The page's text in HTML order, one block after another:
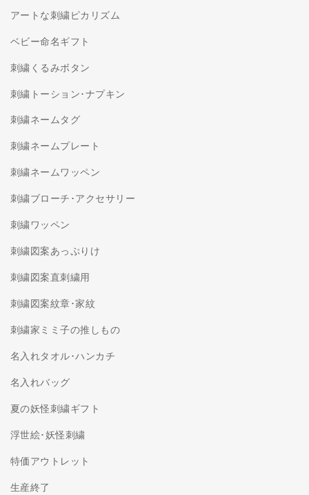
アートな刺繍ピカリズム
ベビー命名ギフト
刺繍くるみボタン
刺繍トーション･ナプキン
刺繍ネームタグ
刺繍ネームプレート
刺繍ネームワッペン
刺繍ブローチ･アクセサリー
刺繍ワッペン
刺繍図案あっぷりけ
刺繍図案直刺繍用
刺繍図案紋章･家紋
刺繍家ミミ子の推しもの
名入れタオル･ハンカチ
名入れバッグ
夏の妖怪刺繍ギフト
浮世絵･妖怪刺繍
特価アウトレット
生産終了